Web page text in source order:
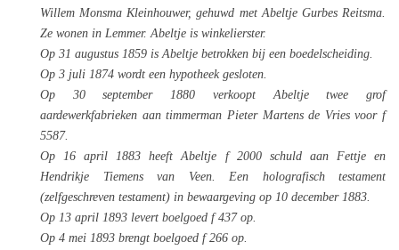
Willem Monsma Kleinhouwer, gehuwd met Abeltje Gurbes Reitsma.
Ze wonen in Lemmer. Abeltje is winkelierster.
Op 31 augustus 1859 is Abeltje betrokken bij een boedelscheiding.
Op 3 juli 1874 wordt een hypotheek gesloten.
Op 30 september 1880 verkoopt Abeltje twee grof
aardewerkfabrieken aan timmerman Pieter Martens de Vries voor f
5587.
Op 16 april 1883 heeft Abeltje f 2000 schuld aan Fettje en
Hendrikje Tiemens van Veen. Een holografisch testament
(zelfgeschreven testament) in bewaargeving op 10 december 1883.
Op 13 april 1893 levert boelgoed f 437 op.
Op 4 mei 1893 brengt boelgoed f 266 op.